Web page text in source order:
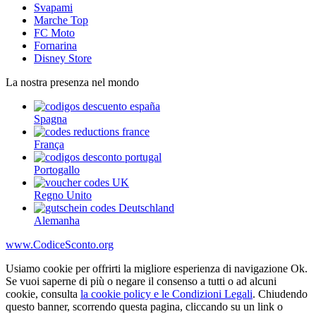
Svapami
Marche Top
FC Moto
Fornarina
Disney Store
La nostra presenza nel mondo
Spagna
França
Portogallo
Regno Unito
Alemanha
www.CodiceSconto.org
Usiamo cookie per offrirti la migliore esperienza di navigazione Ok.
Se vuoi saperne di più o negare il consenso a tutti o ad alcuni
cookie, consulta la cookie policy e le Condizioni Legali. Chiudendo
questo banner, scorrendo questa pagina, cliccando su un link o